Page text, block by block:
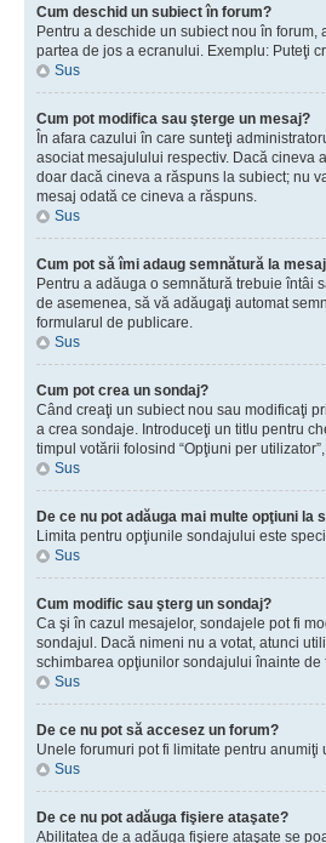
Cum deschid un subiect în forum?
Pentru a deschide un subiect nou în
partea de jos a ecranului. Exemplu: Puteţi
Sus
Cum pot modifica sau şterge un mesaj?
În afara cazului în care sunteţi
asociat mesajulului respectiv. Dacă cineva
doar dacă cineva a răspuns la subiect; nu
mesaj odată ce cineva a răspuns.
Sus
Cum pot să îmi adaug semnătură la
Pentru a adăuga o semnătură trebuie întâi
de asemenea, să vă adăugaţi automat
formularul de publicare.
Sus
Cum pot crea un sondaj?
Când creaţi un subiect nou sau modificaţi
a crea sondaje. Introduceţi un titlu pentru
timpul votării folosind “Opţiuni per
Sus
De ce nu pot adăuga mai multe opţiuni la
Limita pentru opţiunile sondajului este
Sus
Cum modific sau şterg un sondaj?
Ca şi în cazul mesajelor, sondajele pot fi
sondajul. Dacă nimeni nu a votat, atunci
schimbarea opţiunilor sondajului înainte de
Sus
De ce nu pot să accesez un forum?
Unele forumuri pot fi limitate pentru
Sus
De ce nu pot adăuga fişiere ataşate?
Abilitatea de a adăuga fişiere ataşate se